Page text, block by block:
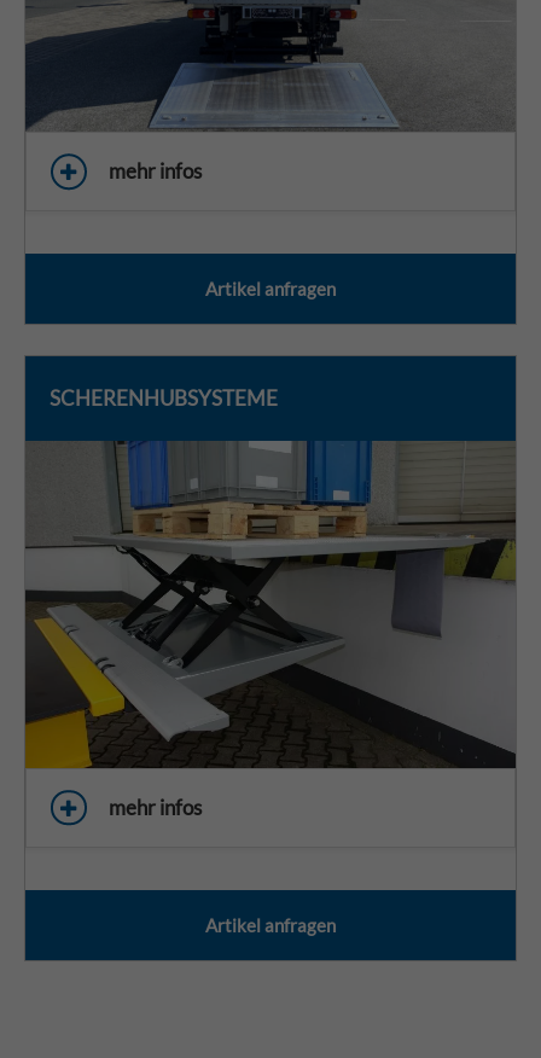
mehr infos
Artikel anfragen
SCHERENHUBSYSTEME
mehr infos
Artikel anfragen